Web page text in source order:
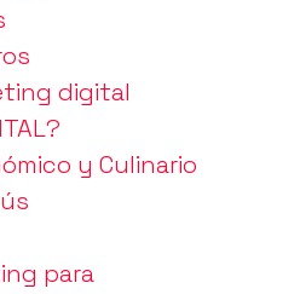
digital
y Culinario
para